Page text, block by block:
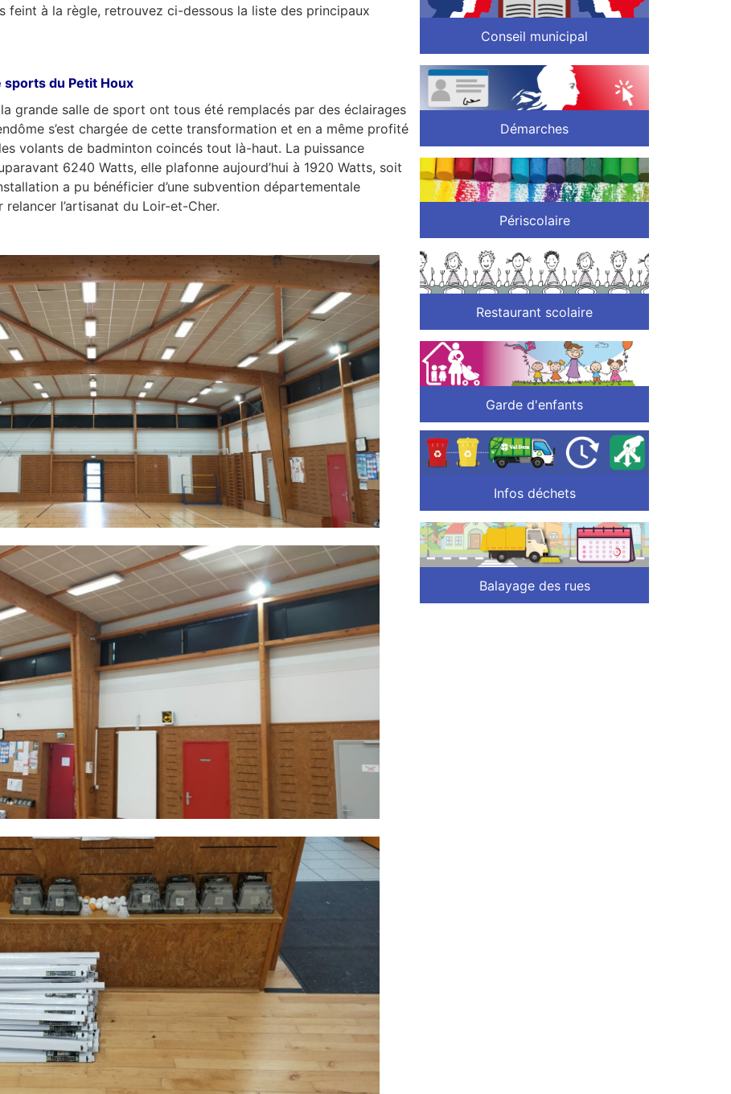
feint à la règle, retrouvez ci-dessous la liste des principaux
sports du Petit Houx
grande salle de sport ont tous été remplacés par des éclairages
s’est chargée de cette transformation et en a même profité
volants de badminton coincés tout là-haut. La puissance
6240 Watts, elle plafonne aujourd’hui à 1920 Watts, soit
a pu bénéficier d’une subvention départementale
l’artisanat du Loir-et-Cher.
Conseil municipal
Démarches
Périscolaire
Restaurant scolaire
Garde d'enfants
Infos déchets
Balayage des rues